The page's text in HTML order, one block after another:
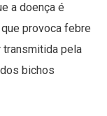
a doença é
provoca febre
pela
bichos